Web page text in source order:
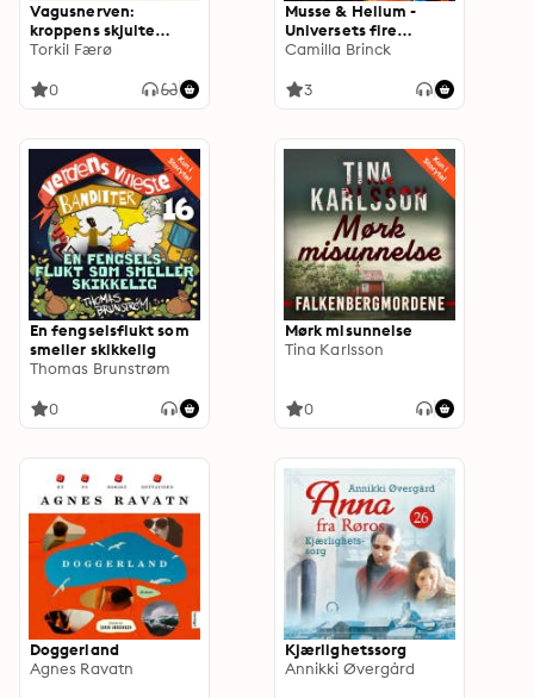
Vagusnerven:
kroppens skjulte
superkraft
Torkil Færø
0
Musse & Helium -
Universets fire
elementer
Camilla Brinck
3
En fengselsflukt som
smeller skikkelig
Thomas Brunstrøm
0
Mørk misunnelse
Tina Karlsson
0
Doggerland
Agnes Ravatn
Kjærlighetssorg
Annikki Øvergård